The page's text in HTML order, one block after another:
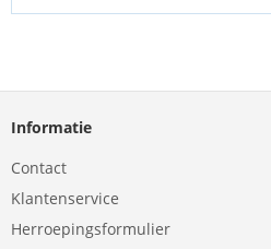
Informatie
Contact
Klantenservice
Herroepingsformulier